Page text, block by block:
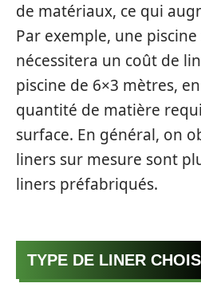
de matériaux, ce qui
Par exemple, une
nécessitera un coût de
piscine de 6×3 mètres,
quantité de matière
surface. En général, on
liners sur mesure sont
liners préfabriqués.
TYPE DE LINER